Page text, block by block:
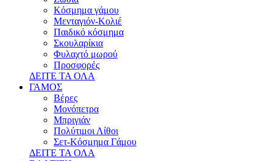
Κόσμημα γάμου
Μενταγιόν-Κολιέ
Παιδικό κόσμημα
Σκουλαρίκια
Φυλαχτό μωρού
Προσφορές
ΔΕΙΤΕ ΤΑ ΟΛΑ
ΓΑΜΟΣ
Βέρες
Μονόπετρα
Μπριγιάν
Πολύτιμοι Λίθοι
Σετ-Κόσμημα Γάμου
ΔΕΙΤΕ ΤΑ ΟΛΑ